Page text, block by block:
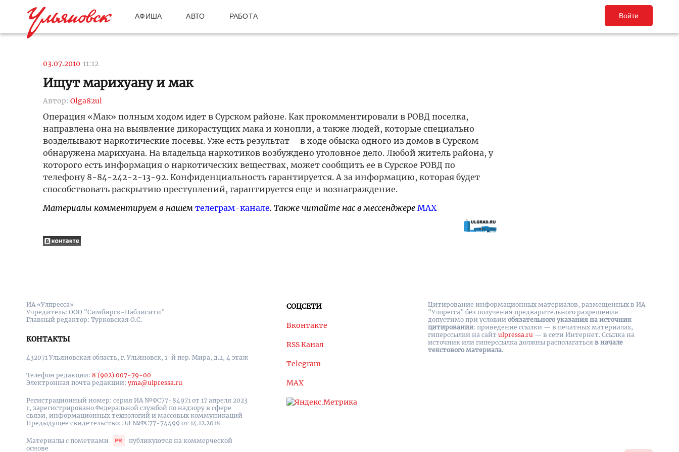
АФИША АВТО РАБОТА Войти
03.07.2010 11:12
Ищут марихуану и мак
Автор: Olga82ul
Операция «Мак» полным ходом идет в Сурском районе. Как прокомментировали в РОВД поселка,
направлена она на выявление дикорастущих мака и конопли, а также людей, которые специально
возделывают наркотические посевы. Уже есть результат – в ходе обыска одного из домов в Сурском
обнаружена марихуана. На владельца наркотиков возбуждено уголовное дело. Любой житель района, у
которого есть информация о наркотических веществах, может сообщить ее в Сурское РОВД по
телефону 8-84-242-2-13-92. Конфиденциальность гарантируется. А за информацию, которая будет
способствовать раскрытию преступлений, гарантируется еще и вознаграждение.
Материалы комментируем в нашем телеграм-канале. Также читайте нас в мессенджере MAX
ИА «Улпресса»
Учредитель: ООО "Симбирск-Паблисити"
Главный редактор: Турковская О.С.
КОНТАКТЫ
432071 Ульяновская область, г. Ульяновск, 1-й пер. Мира, д.2, 4 этаж
Телефон редакции: 8 (902) 007-79-00
Электронная почта редакции: yma@ulpressa.ru
Регистрационный номер: серия ИА №ФС77-84971 от 17 апреля 2023
г, зарегистрировано Федеральной службой по надзору в сфере
связи, информационных технологий и массовых коммуникаций
Предыдущее свидетельство: ЭЛ №ФС77-74499 от 14.12.2018
Материалы с пометками
публикуются на коммерческой
основе
СОЦСЕТИ
Вконтакте
RSS Канал
Telegram
MAX
Цитирование информационных материалов, размещенных в ИА
"Улпресса" без получения предварительного разрешения
допустимо при условии обязательного указания на источник
цитирования: приведение ссылки — в печатных материалах,
гиперссылки на cайт ulpressa.ru — в сети Интернет. Ссылка на
источник или гиперссылка должны располагаться в начале
текстового материала.